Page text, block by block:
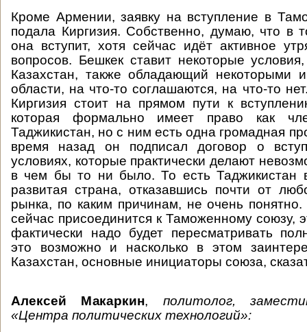
Кроме Армении, заявку на вступление в
подала Киргизия. Собственно, думаю, что в
она вступит, хотя сейчас идёт активное
вопросов. Бешкек ставит некоторые
Казахстан, также обладающий некоторыми
области, на что-то соглашаются, на что-то
Киргизия стоит на прямом пути к
которая формально имеет право как
Таджикистан, но с ним есть одна громадная
время назад он подписал договор о
условиях, которые практически делают
в чем бы то ни было. То есть Таджикистан
развитая страна, отказавшись почти от
рынка, по каким причинам, не очень
сейчас присоединится к Таможенному союзу,
фактически надо будет пересматривать
это возможно и насколько в этом
Казахстан, основные инициаторы союза,
Алексей Макаркин, политолог,
«Центра политических технологий»: